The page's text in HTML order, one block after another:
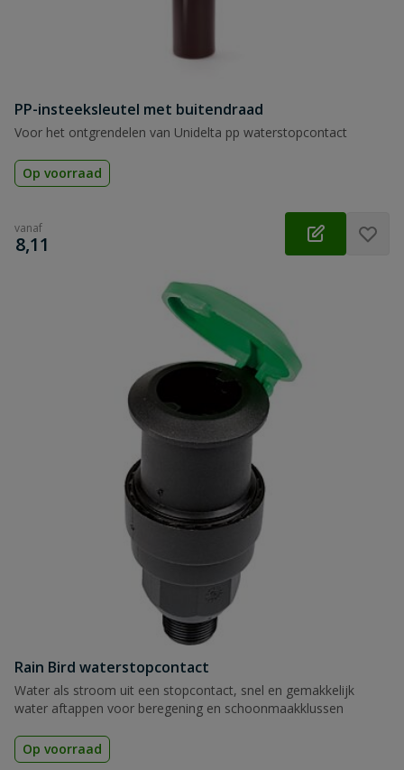
PP-insteeksleutel met buitendraad
Voor het ontgrendelen van Unidelta pp waterstopcontact
Op voorraad
vanaf
€
8,11
Rain Bird waterstopcontact
Water als stroom uit een stopcontact, snel en gemakkelijk
water aftappen voor beregening en schoonmaakklussen
Op voorraad